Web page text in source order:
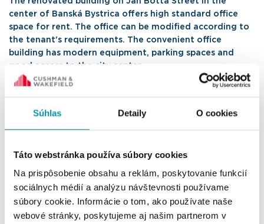
Súhlas Detaily O cookies
Táto webstránka používa súbory cookies
Na prispôsobenie obsahu a reklám, poskytovanie funkcií
sociálnych médií a analýzu návštevnosti používame
súbory cookie. Informácie o tom, ako používate naše
webové stránky, poskytujeme aj našim partnerom v
center of Banská Bystrica offers high standard office
space for rent. The office can be modified according to
the tenant's requirements. The convenient office
building has modern equipment, parking spaces and
good access to the city center.
Total building size 2
2
Client pays no commission